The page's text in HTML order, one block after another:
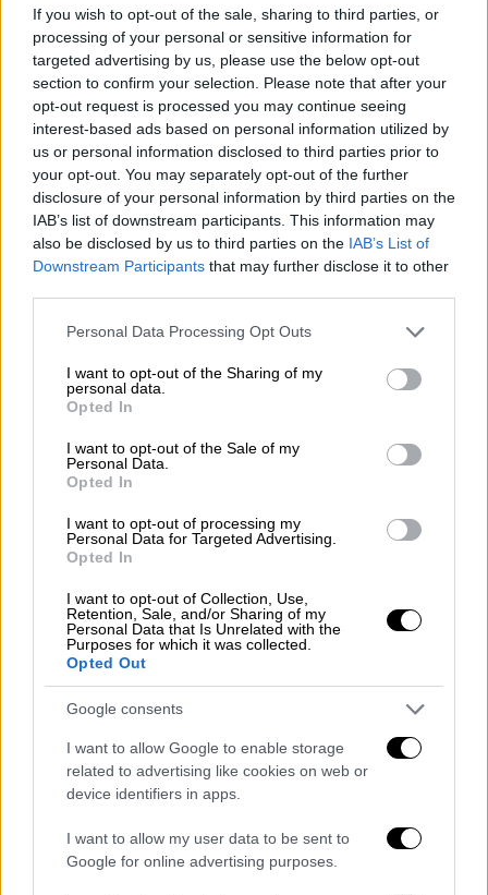
If you wish to opt-out of the sale, sharing to third parties, or
processing of your personal or sensitive information for
targeted advertising by us, please use the below opt-out
section to confirm your selection. Please note that after your
opt-out request is processed you may continue seeing
interest-based ads based on personal information utilized by
us or personal information disclosed to third parties prior to
your opt-out. You may separately opt-out of the further
disclosure of your personal information by third parties on the
IAB’s list of downstream participants. This information may
also be disclosed by us to third parties on the IAB’s List of
Downstream Participants that may further disclose it to other
Please note that this website/app uses one or more Google
not limited to your visit or usage behaviour. You may click to
grant or deny consent to Google and its third-party tags to
use your data for below specified purposes in below Google
consent section.
Personal Data Processing Opt Outs
I want to opt-out of the Sharing of my
personal data.
Opted In
I want to opt-out of the Sale of my
Personal Data.
Opted In
I want to opt-out of processing my
Personal Data for Targeted Advertising.
Opted In
I want to opt-out of Collection, Use,
Retention, Sale, and/or Sharing of my
Personal Data that Is Unrelated with the
Purposes for which it was collected.
Opted Out
Google consents
I want to allow Google to enable storage
related to advertising like cookies on web or
device identifiers in apps.
I want to allow my user data to be sent to
Google for online advertising purposes.
Επιτέθηκαν και χτύπησαν τον Αμρ
Ουάρντα στη Λάρισα
Ο Αμρ Ουάρντα δέχθηκε επίθεση από
αγνώστους το βράδυ της Παρασκευής (15/5)
έξω από καφέ, στη Λάρισα
Αθλητισμός|14.05.2020 16:02
Ολυμπιακό, θέλω να παίξω στο
εξωτερικό!»